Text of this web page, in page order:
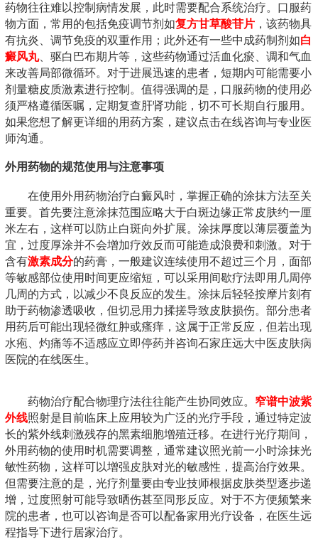
药物往往难以控制病情发展，此时需要配合系统治疗。口服药
物方面，常用的包括免疫调节剂如复方甘草酸苷片 ，该药物具
有抗炎、调节免疫的双重作用；此外还有一些中成药制剂如白
癜风丸、驱白巴布期片等，这些药物通过活血化瘀、调和气血
来改善局部微循环。对于进展迅速的患者，短期内可能需要小
剂量糖皮质激素进行控制。值得强调的是，口服药物的使用必
须严格遵循医嘱，定期复查肝肾功能，切不可长期自行服用。
如果您想了解更详细的用药方案，建议点击在线咨询与专业医
师沟通。
外用药物的规范使用与注意事项
在使用外用药物治疗白癜风时，掌握正确的涂抹方法至关
重要。首先要注意涂抹范围应略大于白斑边缘正常皮肤约一厘
米左右，这样可以防止白斑向外扩展。涂抹厚度以薄层覆盖为
宜，过度厚涂并不会增加疗效反而可能造成浪费和刺激。对于
含有激素成分的药膏，一般建议连续使用不超过三个月，面部
等敏感部位使用时间更应缩短，可以采用间歇疗法即用几周停
几周的方式，以减少不良反应的发生。涂抹后轻轻按摩片刻有
助于药物渗透吸收，但切忌用力揉搓导致皮肤损伤。部分患者
用药后可能出现轻微红肿或瘙痒，这属于正常反应，但若出现
水疱、灼痛等不适感应立即停药并咨询石家庄远大中医皮肤病
医院的在线医生。
药物治疗配合物理疗法往往能产生协同效应。 窄谱中波紫
外线照射是目前临床上应用较为广泛的光疗手段，通过特定波
长的紫外线刺激残存的黑素细胞增殖迁移。在进行光疗期间，
外用药物的使用时机需要调整，通常建议照光前一小时涂抹光
敏性药物，这样可以增强皮肤对光的敏感性，提高治疗效果。
但需要注意的是，光疗剂量要由专业技师根据皮肤类型逐步递
增，过度照射可能导致晒伤甚至同形反应。对于不方便频繁来
院的患者，也可以咨询是否可以配备家用光疗设备，在医生远
程指导下进行居家治疗。